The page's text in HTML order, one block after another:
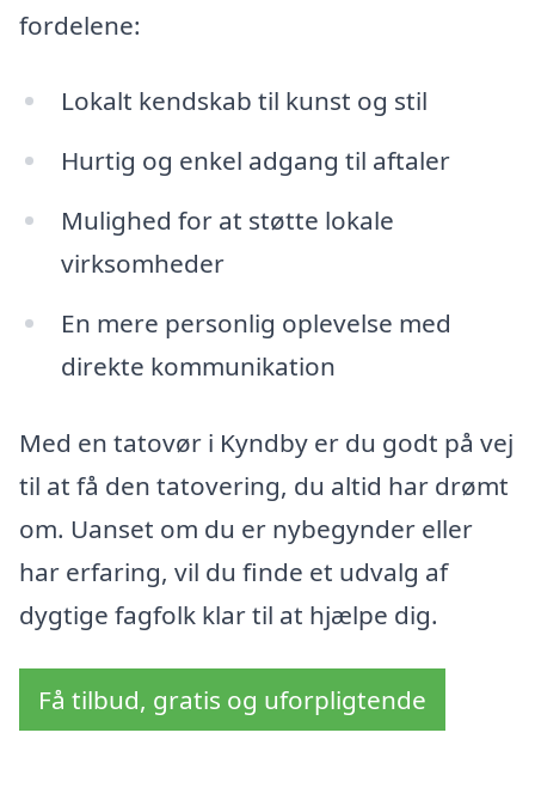
fordelene:
Lokalt kendskab til kunst og stil
Hurtig og enkel adgang til aftaler
Mulighed for at støtte lokale
virksomheder
En mere personlig oplevelse med
direkte kommunikation
Med en tatovør i Kyndby er du godt på vej
til at få den tatovering, du altid har drømt
om. Uanset om du er nybegynder eller
har erfaring, vil du finde et udvalg af
dygtige fagfolk klar til at hjælpe dig.
Få tilbud, gratis og uforpligtende